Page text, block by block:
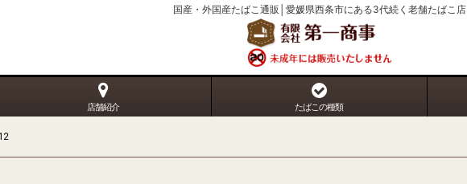
国産・外国産たばこ通販│愛媛県西条市にある3代続く老舗たばこ店
店舗紹介 たばこの種類